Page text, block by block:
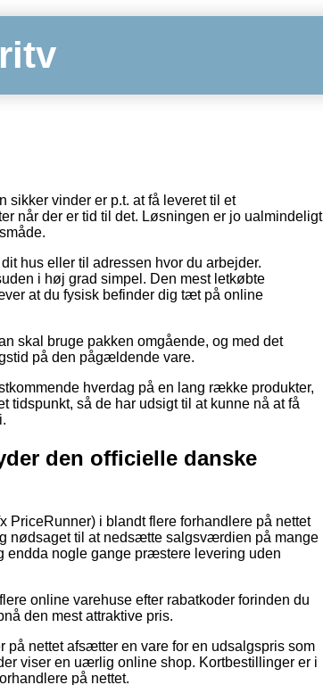
sikker vinder er p.t. at få leveret til et
når der er tid til det. Løsningen er jo ualmindeligt
hus eller til adressen hvor du arbejder.
i høj grad simpel. Den mest letkøbte
at du fysisk befinder dig tæt på online
skal bruge pakken omgående, og med det
på den pågældende vare.
hverdag på en lang række produkter,
tidspunkt, så de har udsigt til at kunne nå at få
den officielle danske
PriceRunner) i blandt flere forhandlere på nettet
nødsaget til at nedsætte salgsværdien på mange
endda nogle gange præstere levering uden
online varehuse efter rabatkoder forinden du
den mest attraktive pris.
nettet afsætter en vare for en udsalgspris som
viser en uærlig online shop. Kortbestillinger er i
på nettet.